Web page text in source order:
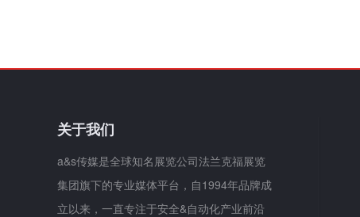
关于我们
a&s传媒是全球知名展览公司法兰克福展览
集团旗下的专业媒体平台，自1994年品牌成
立以来，一直专注于安全&自动化产业前沿